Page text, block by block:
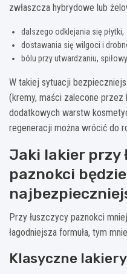
zwłaszcza hybrydowe lub
dalszego odklejania się płytki,
dostawania się wilgoci i
bólu przy utwardzaniu,
W takiej sytuacji
(kremy, maści zalecone
dodatkowych warstw
regeneracji można wrócić do
Jaki lakier przy
paznokci będzie
Przy łuszczycy paznokci
łagodniejsza formuła, tym
Klasyczne